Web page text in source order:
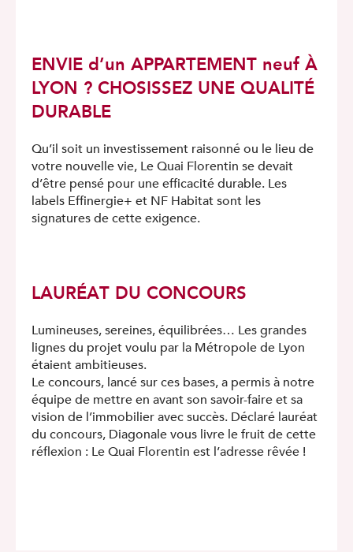
ENVIE d’un APPARTEMENT neuf À
LYON ? CHOSISSEZ UNE QUALITÉ
DURABLE
Qu’il soit un investissement raisonné ou le lieu de
votre nouvelle vie, Le Quai Florentin se devait
d’être pensé pour une efficacité durable. Les
labels Effinergie+ et NF Habitat sont les
signatures de cette exigence.
LAURÉAT DU CONCOURS
Lumineuses, sereines, équilibrées… Les grandes
lignes du projet voulu par la Métropole de Lyon
étaient ambitieuses.
Le concours, lancé sur ces bases, a permis à notre
équipe de mettre en avant son savoir-faire et sa
vision de l’immobilier avec succès. Déclaré lauréat
du concours, Diagonale vous livre le fruit de cette
réflexion : Le Quai Florentin est l’adresse rêvée !